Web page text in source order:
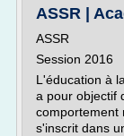
ASSR |
ASSR
Session 2016
L'éducation à
a pour objectif
comportement
s'inscrit dans